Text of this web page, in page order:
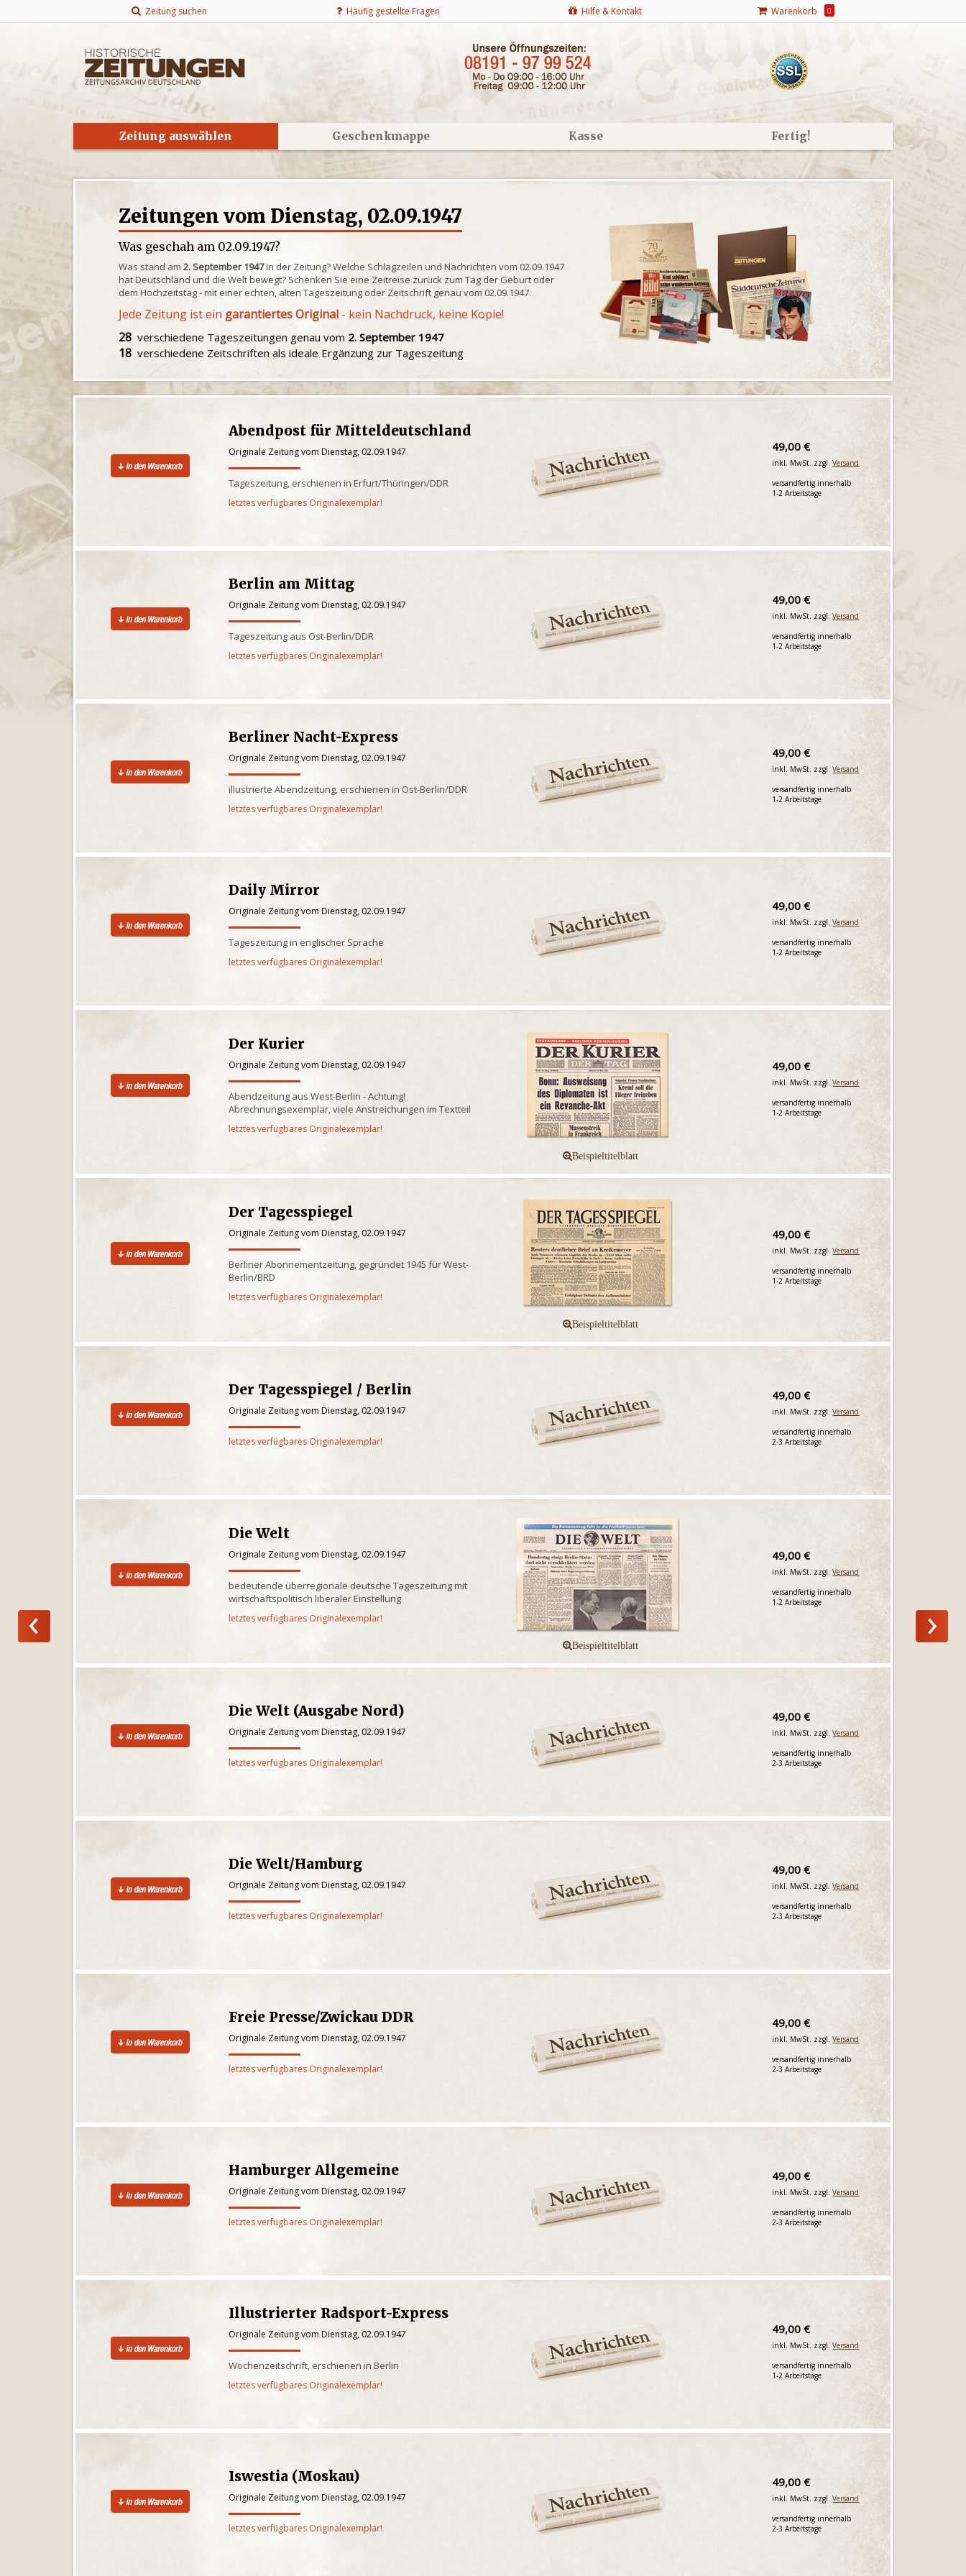
Zeitung suchen Häufig gestellte Fragen Hilfe & Kontakt Warenkorb 0
Zeitung auswählen Geschenkmappe Kasse Fertig!
Zeitungen vom Dienstag, 02.09.1947
Was geschah am 02.09.1947?
Was stand am2. September 1947in der Zeitung? Welche Schlagzeilen und Nachrichten vom 02.09.1947
hat Deutschland und die Welt bewegt? Schenken Sie eine Zeitreise zurück zum Tag der Geburt oder
dem Hochzeitstag - mit einer echten, alten Tageszeitung oder Zeitschrift genau vom 02.09.1947.
Jede Zeitung ist ein garantiertes Original - kein Nachdruck, keine Kopie!
28 verschiedene Tageszeitungen genau vom 2. September 1947
18 verschiedene Zeitschriften als ideale Ergänzung zur Tageszeitung
Abendpost für Mitteldeutschland
Originale Zeitung vom Dienstag, 02.09.1947
Tageszeitung, erschienen in Erfurt/Thüringen/DDR
letztes verfügbares Originalexemplar!
49,00 €
inkl. MwSt. zzgl.Versand
versandfertig innerhalb
1-2 Arbeitstage
Berlin am Mittag
Originale Zeitung vom Dienstag, 02.09.1947
Tageszeitung aus Ost-Berlin/DDR
letztes verfügbares Originalexemplar!
49,00 €
inkl. MwSt. zzgl.Versand
versandfertig innerhalb
1-2 Arbeitstage
Berliner Nacht-Express
Originale Zeitung vom Dienstag, 02.09.1947
illustrierte Abendzeitung, erschienen in Ost-Berlin/DDR
letztes verfügbares Originalexemplar!
49,00 €
inkl. MwSt. zzgl.Versand
versandfertig innerhalb
1-2 Arbeitstage
Daily Mirror
Originale Zeitung vom Dienstag, 02.09.1947
Tageszeitung in englischer Sprache
letztes verfügbares Originalexemplar!
49,00 €
inkl. MwSt. zzgl.Versand
versandfertig innerhalb
1-2 Arbeitstage
Der Kurier
Originale Zeitung vom Dienstag, 02.09.1947
Abendzeitung aus West-Berlin - Achtung!
Abrechnungsexemplar, viele Anstreichungen im Textteil
letztes verfügbares Originalexemplar!
49,00 €
inkl. MwSt. zzgl.Versand
versandfertig innerhalb
1-2 Arbeitstage
Der Tagesspiegel
Originale Zeitung vom Dienstag, 02.09.1947
Berliner Abonnementzeitung, gegründet 1945 für West-
Berlin/BRD
letztes verfügbares Originalexemplar!
49,00 €
inkl. MwSt. zzgl.Versand
versandfertig innerhalb
1-2 Arbeitstage
Der Tagesspiegel / Berlin
Originale Zeitung vom Dienstag, 02.09.1947
letztes verfügbares Originalexemplar!
49,00 €
inkl. MwSt. zzgl.Versand
versandfertig innerhalb
2-3 Arbeitstage
Die Welt
Originale Zeitung vom Dienstag, 02.09.1947
bedeutende überregionale deutsche Tageszeitung mit
wirtschaftspolitisch liberaler Einstellung
letztes verfügbares Originalexemplar!
49,00 €
inkl. MwSt. zzgl.Versand
versandfertig innerhalb
1-2 Arbeitstage
Die Welt (Ausgabe Nord)
Originale Zeitung vom Dienstag, 02.09.1947
letztes verfügbares Originalexemplar!
49,00 €
inkl. MwSt. zzgl.Versand
versandfertig innerhalb
2-3 Arbeitstage
Die Welt/Hamburg
Originale Zeitung vom Dienstag, 02.09.1947
letztes verfügbares Originalexemplar!
49,00 €
inkl. MwSt. zzgl.Versand
versandfertig innerhalb
2-3 Arbeitstage
Freie Presse/Zwickau DDR
Originale Zeitung vom Dienstag, 02.09.1947
letztes verfügbares Originalexemplar!
49,00 €
inkl. MwSt. zzgl.Versand
versandfertig innerhalb
2-3 Arbeitstage
Hamburger Allgemeine
Originale Zeitung vom Dienstag, 02.09.1947
letztes verfügbares Originalexemplar!
49,00 €
inkl. MwSt. zzgl.Versand
versandfertig innerhalb
2-3 Arbeitstage
Illustrierter Radsport-Express
Originale Zeitung vom Dienstag, 02.09.1947
Wochenzeitschrift, erschienen in Berlin
letztes verfügbares Originalexemplar!
49,00 €
inkl. MwSt. zzgl.Versand
versandfertig innerhalb
1-2 Arbeitstage
Iswestia (Moskau)
Originale Zeitung vom Dienstag, 02.09.1947
letztes verfügbares Originalexemplar!
49,00 €
inkl. MwSt. zzgl.Versand
versandfertig innerhalb
2-3 Arbeitstage